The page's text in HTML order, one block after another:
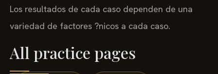
Los resultados de cada caso dependen de una
variedad de factores ?nicos a cada caso.
All practice pages